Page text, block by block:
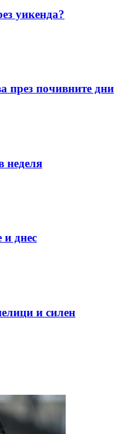
уикенда?
през почивните дни
неделя
и днес
и силен